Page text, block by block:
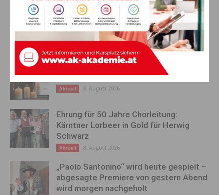
AKTUELLES
Ein langes Leben ging zu Ende: Anna
Stulier im 106. Lebensjahr verstorben
Aktuell 8. August 2026
Ehrung für 50 Jahre Chorleitung:
Kärntner Lorbeer in Gold für Herwig
Schwarz
Aktuell 8. August 2026
„Paolo Santonino“ wird heute gespielt –
abgesagte Premiere von gestern Abend
wird morgen nachgeholt